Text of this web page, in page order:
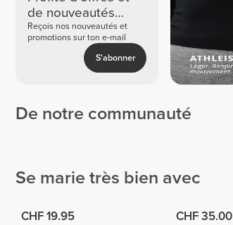
de nouveautés
exclusives
Reçois nos nouveautés et
promotions sur ton e-mail
S'abonner
De notre communauté
Se marie très bien avec
CHF 19.95 CHF 35.00